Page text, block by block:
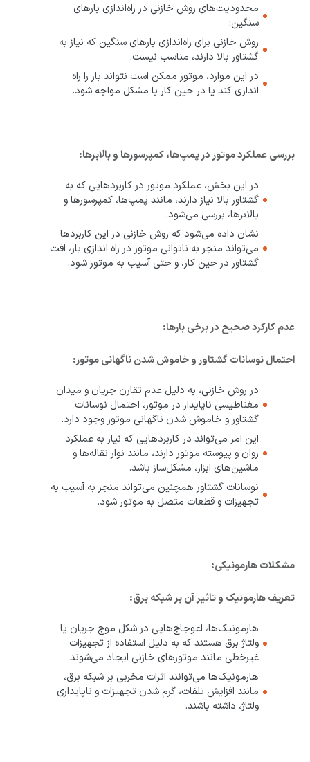
محدودیت‌های روش خازنی در راه‌اندازی بارهای
سنگین:
روش خازنی برای راه‌اندازی بارهای سنگین که نیاز به
گشتاور بالا دارند، مناسب نیست.
در این موارد، موتور ممکن است نتواند بار را راه
اندازی کند یا در حین کار با مشکل مواجه شود.
بررسی عملکرد موتور در پمپ‌ها، کمپرسورها و بالابرها:
در این بخش، عملکرد موتور در کاربردهایی که به
گشتاور بالا نیاز دارند، مانند پمپ‌ها، کمپرسورها و
بالابرها، بررسی می‌شود.
نشان داده می‌شود که روش خازنی در این کاربردها
می‌تواند منجر به ناتوانی موتور در راه اندازی بار، افت
گشتاور در حین کار، و حتی آسیب به موتور شود.
عدم کارکرد صحیح در برخی بارها:
احتمال نوسانات گشتاور و خاموش شدن ناگهانی موتور:
در روش خازنی، به دلیل عدم تقارن جریان و میدان
مغناطیسی ناپایدار در موتور، احتمال نوسانات
گشتاور و خاموش شدن ناگهانی موتور وجود دارد.
این امر می‌تواند در کاربردهایی که نیاز به عملکرد
روان و پیوسته موتور دارند، مانند نوار نقاله‌ها و
ماشین‌های ابزار، مشکل‌ساز باشد.
نوسانات گشتاور همچنین می‌تواند منجر به آسیب به
تجهیزات و قطعات متصل به موتور شود.
مشکلات هارمونیکی:
تعریف هارمونیک و تاثیر آن بر شبکه برق:
هارمونیک‌ها، اعوجاج‌هایی در شکل موج جریان یا
ولتاژ برق هستند که به دلیل استفاده از تجهیزات
غیرخطی مانند موتورهای خازنی ایجاد می‌شوند.
هارمونیک‌ها می‌توانند اثرات مخربی بر شبکه برق،
مانند افزایش تلفات، گرم شدن تجهیزات و ناپایداری
ولتاژ، داشته باشند.